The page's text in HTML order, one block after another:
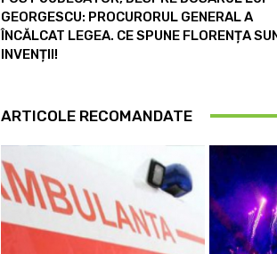
GEORGESCU: PROCURORUL GENERAL A
ÎNCĂLCAT LEGEA. CE SPUNE FLORENȚA
INVENȚII!
ARTICOLE RECOMANDATE